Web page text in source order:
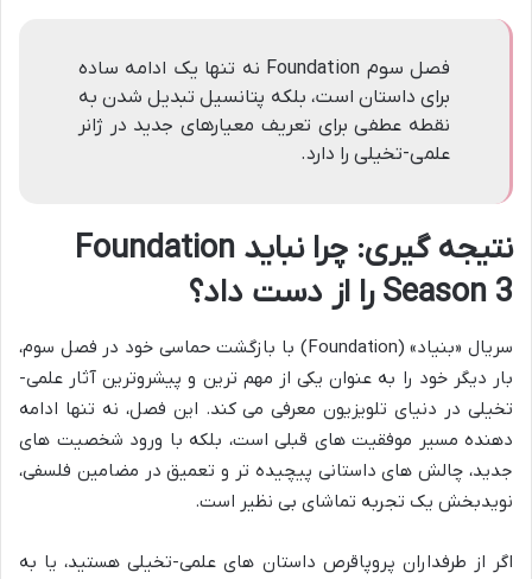
فصل سوم Foundation نه تنها یک ادامه ساده
برای داستان است، بلکه پتانسیل تبدیل شدن به
نقطه عطفی برای تعریف معیارهای جدید در ژانر
علمی-تخیلی را دارد.
نتیجه گیری: چرا نباید Foundation
Season 3 را از دست داد؟
سریال «بنیاد» (Foundation) با بازگشت حماسی خود در فصل سوم،
بار دیگر خود را به عنوان یکی از مهم ترین و پیشروترین آثار علمی-
تخیلی در دنیای تلویزیون معرفی می کند. این فصل، نه تنها ادامه
دهنده مسیر موفقیت های قبلی است، بلکه با ورود شخصیت های
جدید، چالش های داستانی پیچیده تر و تعمیق در مضامین فلسفی،
نویدبخش یک تجربه تماشای بی نظیر است.
اگر از طرفداران پروپاقرص داستان های علمی-تخیلی هستید، یا به